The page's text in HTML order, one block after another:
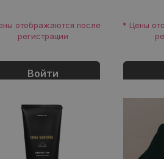
отображаются после
регистрации
Войти
* Цены